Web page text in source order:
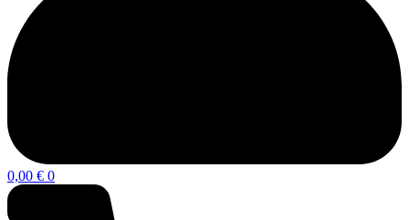
0,00 € 0